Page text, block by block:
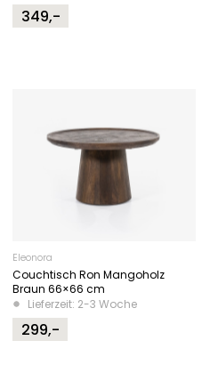
349,-
Eleonora
Couchtisch Ron Mangoholz
Braun 66×66 cm
Lieferzeit: 2-3 Woche
299,-